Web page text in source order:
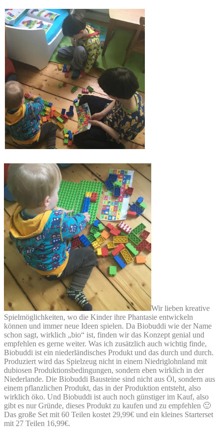
Wir lieben kreative
Spielmöglichkeiten, wo die Kinder ihre Phantasie entwickeln
können und immer neue Ideen spielen. Da Biobuddi wie der Name
schon sagt, wirklich „bio“ ist, finden wir das Konzept genial und
empfehlen es gerne weiter. Was ich zusätzlich auch wichtig finde,
Biobuddi ist ein niederländisches Produkt und das durch und durch.
Produziert wird das Spielzeug nicht in einem Niedriglohnland mit
dubiosen Produktionsbedingungen, sondern eben wirklich in der
Niederlande. Die Biobuddi Bausteine sind nicht aus Öl, sondern aus
einem pflanzlichen Produkt, das in der Produktion entsteht, also
wirklich öko. Und Biobuddi ist auch noch günstiger im Kauf, also
gibt es nur Gründe, dieses Produkt zu kaufen und zu empfehlen 🙂
Das große Set mit 60 Teilen kostet 29,99€ und ein kleines Starterset
mit 27 Teilen 16,99€.